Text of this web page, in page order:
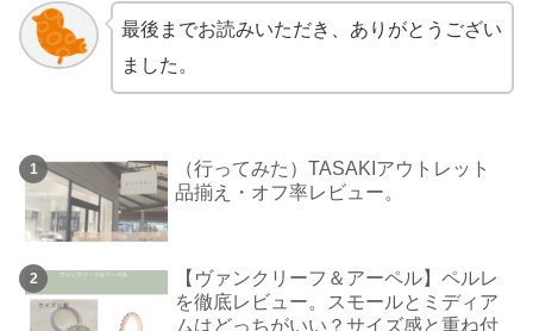
最後までお読みいただき、ありがとうござい
ました。
（行ってみた）TASAKIアウトレット
品揃え・オフ率レビュー。
【ヴァンクリーフ＆アーペル】ペルレ
を徹底レビュー。スモールとミディア
ムはどっちがいい？サイズ感と重ね付